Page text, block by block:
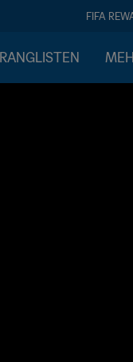
FIFA
RANGLISTEN